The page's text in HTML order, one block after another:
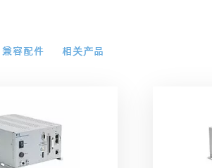
兼容配件 相关产品